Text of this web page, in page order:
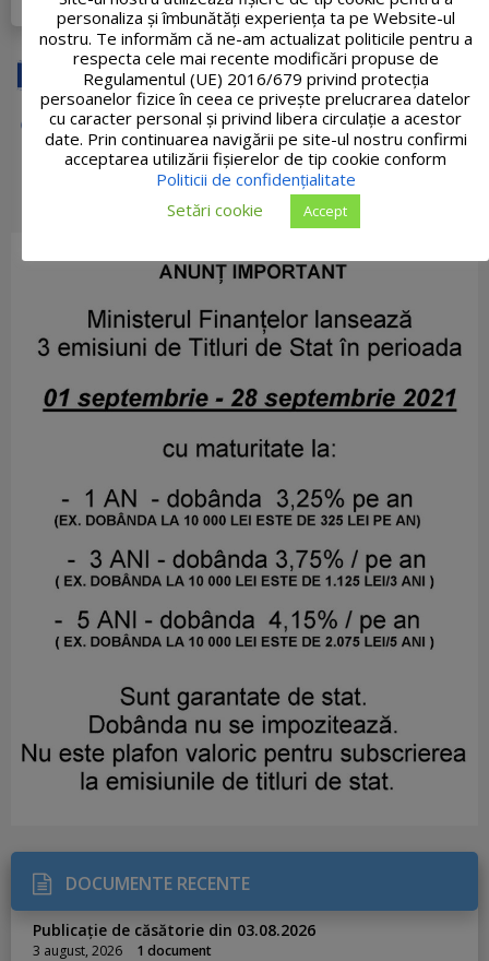
DOCUMENTE RECENTE
Publicație de căsătorie din 03.08.2026
3 august, 2026 1 document
personaliza și îmbunătăți experiența ta pe Website-ul
nostru. Te informăm că ne-am actualizat politicile pentru a
respecta cele mai recente modificări propuse de
Regulamentul (UE) 2016/679 privind protecția
persoanelor fizice în ceea ce privește prelucrarea datelor
cu caracter personal și privind libera circulație a acestor
date. Prin continuarea navigării pe site-ul nostru confirmi
acceptarea utilizării fişierelor de tip cookie conform
Politicii de confidențialitate
Setări cookie
Accept